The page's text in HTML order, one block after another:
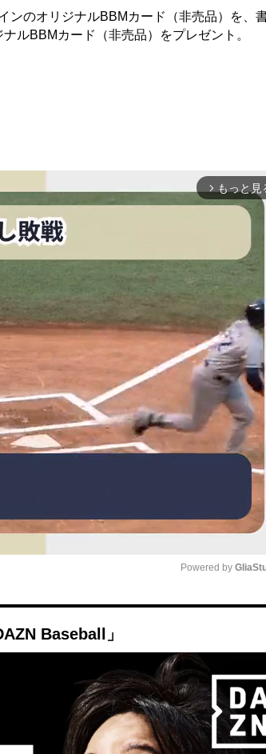
のオリジナルBBMカード（非売品）を、
ルBBMカード（非売品）をプレゼント。
arrow_forward_ios もっと見
Powered by
Baseball」